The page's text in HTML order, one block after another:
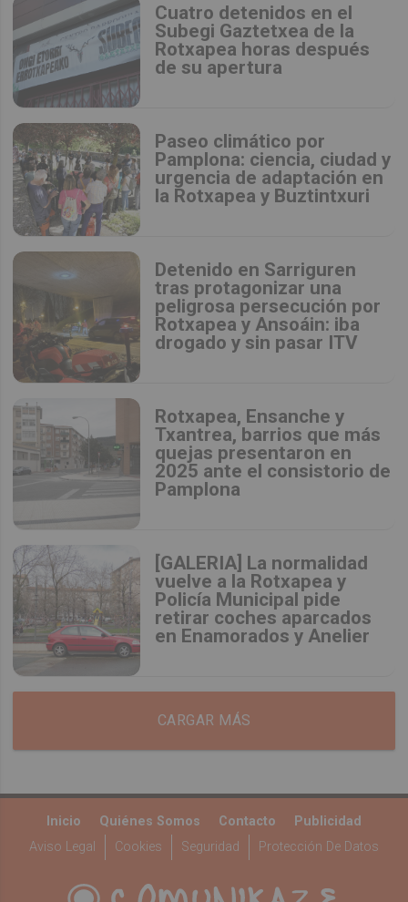
Cuatro detenidos en el
Subegi Gaztetxea de la
Rotxapea horas después
de su apertura
Paseo climático por
Pamplona: ciencia, ciudad y
urgencia de adaptación en
la Rotxapea y Buztintxuri
Detenido en Sarriguren
tras protagonizar una
peligrosa persecución por
Rotxapea y Ansoáin: iba
drogado y sin pasar ITV
Rotxapea, Ensanche y
Txantrea, barrios que más
quejas presentaron en
2025 ante el consistorio de
Pamplona
[GALERIA] La normalidad
vuelve a la Rotxapea y
Policía Municipal pide
retirar coches aparcados
en Enamorados y Anelier
CARGAR MÁS
Inicio Quiénes Somos Contacto
Publicidad
Aviso Legal
Cookies Seguridad Protección De Datos